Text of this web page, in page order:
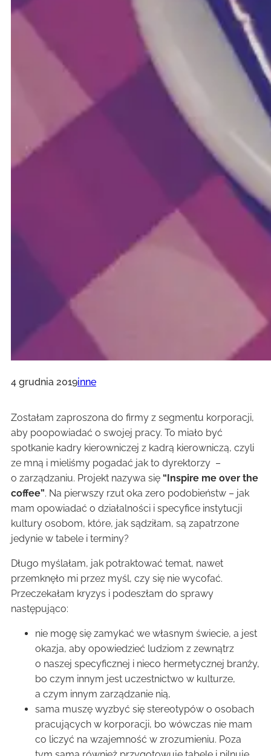
4 grudnia 2019inne
Zostałam zaproszona do firmy z segmentu korporacji,
aby poopowiadać o swojej pracy. To miało być
spotkanie kadry kierowniczej z kadrą kierowniczą, czyli
ze mną i mieliśmy pogadać jak to dyrektorzy –
o zarządzaniu. Projekt nazywa się “Inspire me over the
coffee”. Na pierwszy rzut oka zero podobieństw – jak
mam opowiadać o działalności i specyfice instytucji
kultury osobom, które, jak sądziłam, są zapatrzone
jedynie w tabele i terminy?
Długo myślałam, jak potraktować temat, nawet
przemknęło mi przez myśl, czy się nie wycofać.
Przeczekałam kryzys i podeszłam do sprawy
następująco:
nie mogę się zamykać we własnym świecie, a jest
okazja, aby opowiedzieć ludziom z zewnątrz
o naszej specyficznej i nieco hermetycznej branży,
bo czym innym jest uczestnictwo w kulturze,
a czym innym zarządzanie nią,
sama muszę wyzbyć się stereotypów o osobach
pracujących w korporacji, bo wówczas nie mam
co liczyć na wzajemność w zrozumieniu. Poza